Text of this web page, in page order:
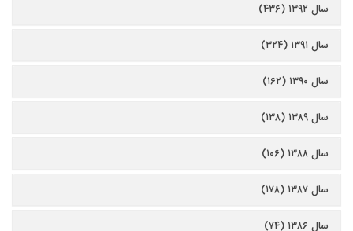
سال ۱۳۹۲ (۴۳۶)
سال ۱۳۹۱ (۳۲۴)
سال ۱۳۹۰ (۱۶۲)
سال ۱۳۸۹ (۱۳۸)
سال ۱۳۸۸ (۱۰۶)
سال ۱۳۸۷ (۱۷۸)
سال ۱۳۸۶ (۷۴)